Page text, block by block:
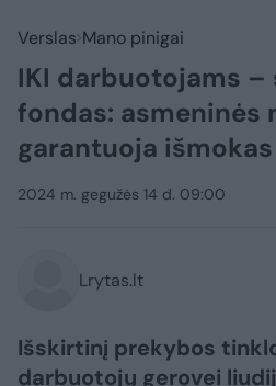
Verslas Mano pinigai
IKI darbuotojams –
fondas: asmeninės
garantuoja išmokas
2024 m. gegužės 14 d. 09:00
Lrytas.lt
Išskirtinį prekybos
darbuotojų gerovei